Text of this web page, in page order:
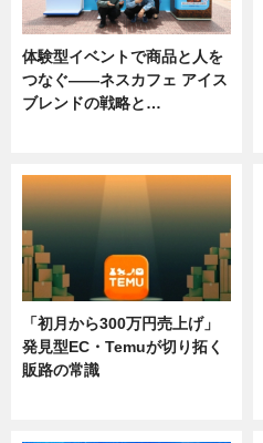
体験型イベントで商品と人を
つなぐ――ネスカフェ アイス
ブレンドの戦略と…
「初月から300万円売上げ」
発見型EC・Temuが切り拓く
販路の常識